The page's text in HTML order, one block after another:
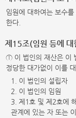
임원에 대하여는 보수
한다.
제15조(임원 등에 대
① 이 법인의 재산은 이
정당한 대가없이 이를
1. 이 법인의 설립자
2. 이 법인의 임원
3. 제1호 및 제2호에
관계에 있는 자 또는